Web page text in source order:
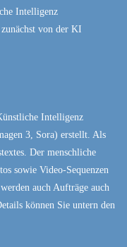
Intelligenz
von der KI
Intelligenz
3, Sora) erstellt. Als
Der menschliche
sowie Video-Sequenzen
auch Aufträge auch
können Sie untern den